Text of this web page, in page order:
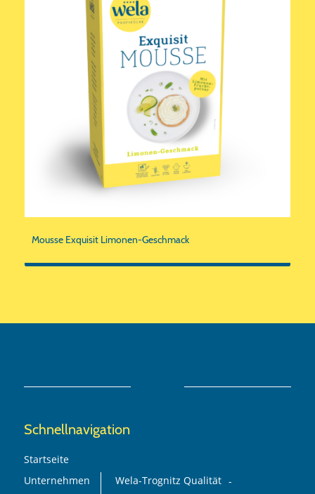
Mousse Exquisit Limonen-Geschmack
Schnellnavigation
Startseite
Unternehmen
Wela-Trognitz Qualität